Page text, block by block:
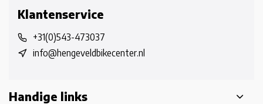
Klantenservice
+31(0)543-473037
info@hengeveldbikecenter.nl
Handige links